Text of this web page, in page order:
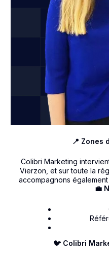
🐦 Colibri
💼
📍 Zones
Colibri Marketing
Vierzon, et sur toute la
accompagnons